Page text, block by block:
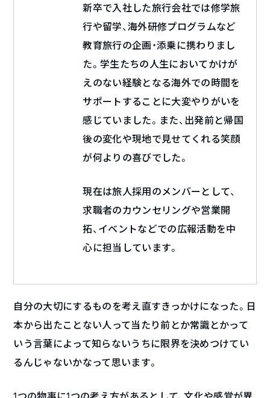
新卒で入社した旅行会社では修学旅
行や留学、海外研修プログラムなど
教育旅行の企画・添乗に携わりまし
た。学生たちの人生においてかけが
えのない経験となる海外での時間を
サポートすることに大変やりがいを
感じていました。また、出発前と帰国
後の変化や現地で見せてくれる笑顔
が何よりの喜びでした。
現在は旅人採用のメンバーとして、
求職者のカウンセリングや営業開
拓、イベントなどでの広報活動を中
心に担当しています。
自分の大切にするものを考え直すきっかけになった。日
本から出たことない人って当たり前とか常識とかって
いう言葉によって知らないうちに限界を決めつけてい
るんじゃないかなって思います。